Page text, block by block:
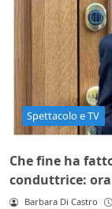
Spettacolo e TV
Che fine ha
conduttrice:
Barbara Di Castro